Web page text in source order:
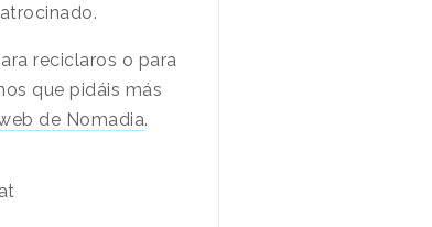
reciclaros o para
que pidáis más
de Nomadia.